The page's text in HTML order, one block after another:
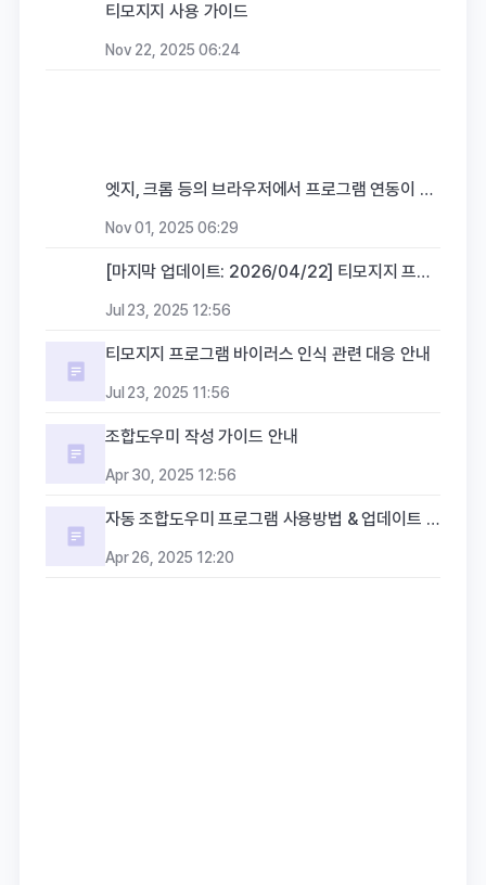
티모지지 사용 가이드
Nov 22, 2025 06:24
엣지, 크롬 등의 브라우저에서 프로그램 연동이 되지 않을 때의 해결방법
Nov 01, 2025 06:29
[마지막 업데이트: 2026/04/22] 티모지지 프로그램 업데이트 내역
Jul 23, 2025 12:56
티모지지 프로그램 바이러스 인식 관련 대응 안내
Jul 23, 2025 11:56
조합도우미 작성 가이드 안내
Apr 30, 2025 12:56
자동 조합도우미 프로그램 사용방법 & 업데이트 가이드
Apr 26, 2025 12:20